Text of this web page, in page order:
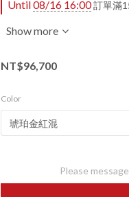
Until08/16 16:00訂單滿
Show more
NT$96,700
Color
Please